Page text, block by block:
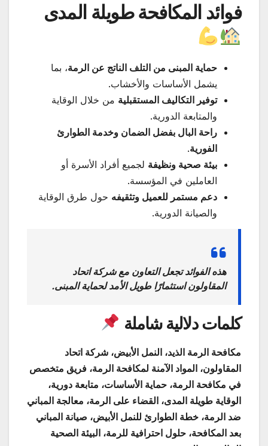
فوائد المكافحة طويلة المدى
حماية المبنى من التلف الناتج عن الرمة، بما
يشمل الأساسات والأخشاب.
توفير التكاليف المستقبلية من خلال الوقاية
والمتابعة الدورية.
راحة البال بفضل الضمان وخدمة الطوارئ
الفورية.
بيئة صحية ونظيفة لجميع أفراد الأسرة أو
العاملين في المؤسسة.
دعم مستمر للعميل وتثقيفه حول طرق الوقاية
والصيانة الدورية.
هذه الفوائد تجعل التعاون مع شركة اتحاد
المقاولون استثمارًا طويل الأمد لحماية المبنى.
كلمات دلالية شاملة
مكافحة الرمة الذيد، النمل الأبيض، شركة اتحاد
المقاولون، المواد الآمنة لمكافحة الرمة، فريق متخصص
في مكافحة الرمة، حماية الأساسات، متابعة دورية،
الوقاية طويلة المدى، القضاء على الرمة، معالجة المباني
ضد الرمة، خطة الطوارئ للنمل الأبيض، صيانة المباني
بعد المكافحة، حلول احترافية للرمة، البيئة الصحية